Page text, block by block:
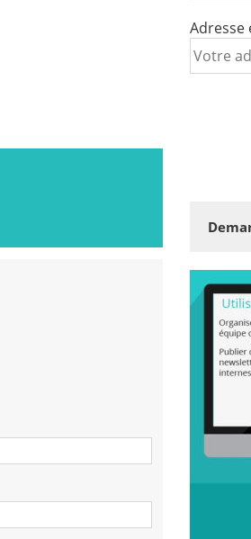
Adresse